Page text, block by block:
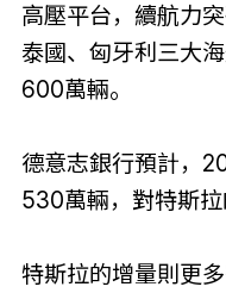
高壓平台，續航力
泰國、匈牙利三大
600萬輛。
德意志銀行預計，
530萬輛，對特斯拉
特斯拉的增量則更